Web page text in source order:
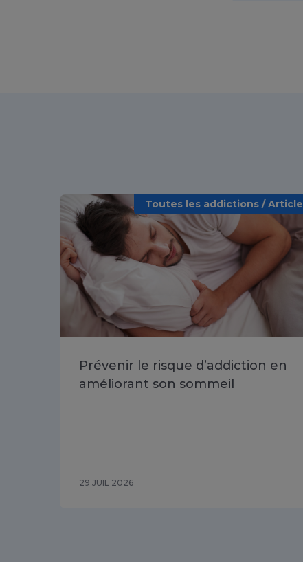
Toutes les addictions / Article
Prévenir le risque d’addiction en
améliorant son sommeil
29 JUIL 2026